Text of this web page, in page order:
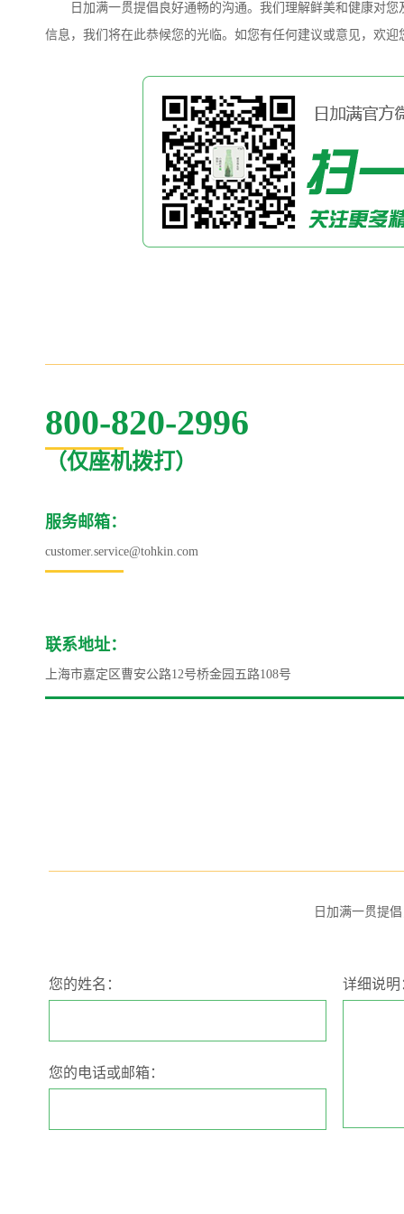
日加满一贯提倡良好通畅的沟通。我们理解鲜美和健康对
信息，我们将在此恭候您的光临。如您有任何建议或意见，欢
800-820-2996
（仅座机拨打）
服务邮箱：
customer.service@tohkin.com
联系地址：
上海市嘉定区曹安公路12号桥金园五路108号
日加满一贯提
您的姓名：
您的电话或邮箱：
详细说明